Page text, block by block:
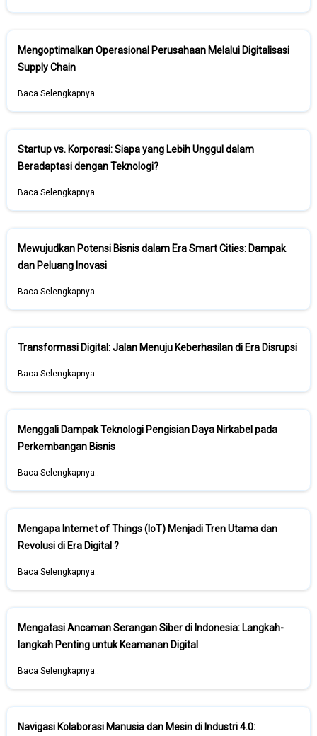
Mengoptimalkan Operasional Perusahaan Melalui Digitalisasi
Supply Chain
Baca Selengkapnya..
Startup vs. Korporasi: Siapa yang Lebih Unggul dalam
Beradaptasi dengan Teknologi?
Baca Selengkapnya..
Mewujudkan Potensi Bisnis dalam Era Smart Cities: Dampak
dan Peluang Inovasi
Baca Selengkapnya..
Transformasi Digital: Jalan Menuju Keberhasilan di Era Disrupsi
Baca Selengkapnya..
Menggali Dampak Teknologi Pengisian Daya Nirkabel pada
Perkembangan Bisnis
Baca Selengkapnya..
Mengapa Internet of Things (IoT) Menjadi Tren Utama dan
Revolusi di Era Digital ?
Baca Selengkapnya..
Mengatasi Ancaman Serangan Siber di Indonesia: Langkah-
langkah Penting untuk Keamanan Digital
Baca Selengkapnya..
Navigasi Kolaborasi Manusia dan Mesin di Industri 4.0: